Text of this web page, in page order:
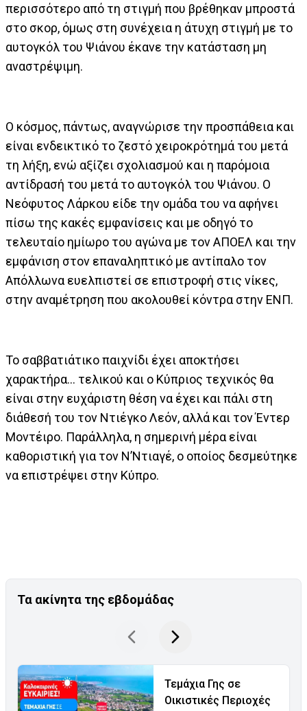
περισσότερο από τη στιγμή που βρέθηκαν μπροστά
στο σκορ, όμως στη συνέχεια η άτυχη στιγμή με το
αυτογκόλ του Ψιάνου έκανε την κατάσταση μη
αναστρέψιμη.
Ο κόσμος, πάντως, αναγνώρισε την προσπάθεια και
είναι ενδεικτικό το ζεστό χειροκρότημά του μετά
τη λήξη, ενώ αξίζει σχολιασμού και η παρόμοια
αντίδρασή του μετά το αυτογκόλ του Ψιάνου. Ο
Νεόφυτος Λάρκου είδε την ομάδα του να αφήνει
πίσω της κακές εμφανίσεις και με οδηγό το
τελευταίο ημίωρο του αγώνα με τον ΑΠΟΕΛ και την
εμφάνιση στον επαναληπτικό με αντίπαλο τον
Απόλλωνα ευελπιστεί σε επιστροφή στις νίκες,
στην αναμέτρηση που ακολουθεί κόντρα στην ΕΝΠ.
Το σαββατιάτικο παιχνίδι έχει αποκτήσει
χαρακτήρα… τελικού και ο Κύπριος τεχνικός θα
είναι στην ευχάριστη θέση να έχει και πάλι στη
διάθεσή του τον Ντιέγκο Λεόν, αλλά και τον Έντερ
Μοντέιρο. Παράλληλα, η σημερινή μέρα είναι
καθοριστική για τον Ν’Ντιαγέ, ο οποίος δεσμεύτηκε
να επιστρέψει στην Κύπρο.
Τα ακίνητα της εβδομάδας
Τεμάχια Γης σε
Οικιστικές Περιοχές